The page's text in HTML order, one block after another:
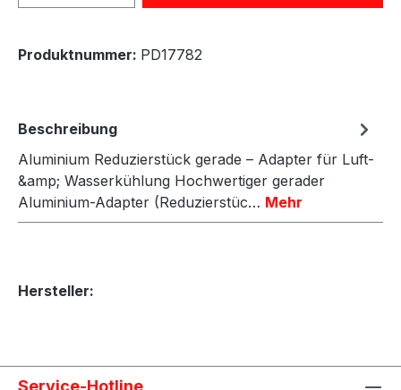
Produktnummer: PD17782
Beschreibung
Aluminium Reduzierstück gerade – Adapter für Luft-
&amp; Wasserkühlung Hochwertiger gerader
Aluminium-Adapter (Reduzierstüc… Mehr
Hersteller:
Service-Hotline